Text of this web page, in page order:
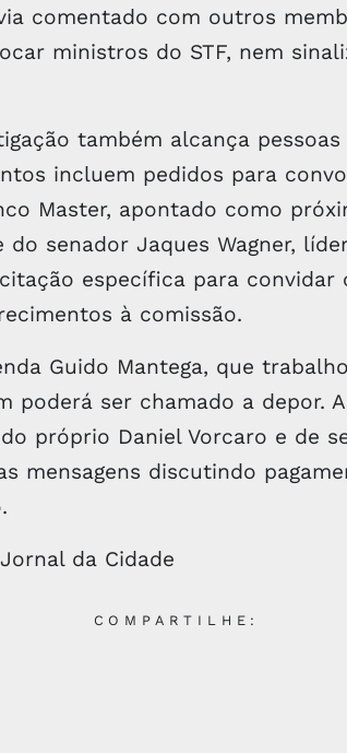
comentado com outros
ministros do STF, nem
também alcança
incluem pedidos para
Master, apontado como
do senador Jaques Wagner,
específica para
à comissão.
Guido Mantega, que
poderá ser chamado a depor.
próprio Daniel Vorcaro e de
mensagens discutindo
da Cidade
COMPARTILHE: